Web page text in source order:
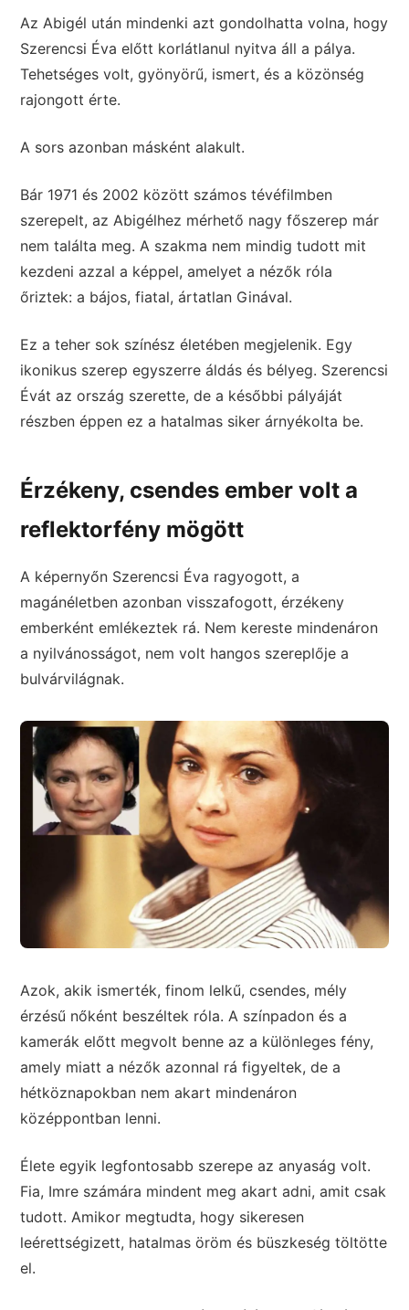
Az Abigél után mindenki azt gondolhatta volna, hogy
Szerencsi Éva előtt korlátlanul nyitva áll a pálya.
Tehetséges volt, gyönyörű, ismert, és a közönség
rajongott érte.
A sors azonban másként alakult.
Bár 1971 és 2002 között számos tévéfilmben
szerepelt, az Abigélhez mérhető nagy főszerep már
nem találta meg. A szakma nem mindig tudott mit
kezdeni azzal a képpel, amelyet a nézők róla
őriztek: a bájos, fiatal, ártatlan Ginával.
Ez a teher sok színész életében megjelenik. Egy
ikonikus szerep egyszerre áldás és bélyeg. Szerencsi
Évát az ország szerette, de a későbbi pályáját
részben éppen ez a hatalmas siker árnyékolta be.
Érzékeny, csendes ember volt a
reflektorfény mögött
A képernyőn Szerencsi Éva ragyogott, a
magánéletben azonban visszafogott, érzékeny
emberként emlékeztek rá. Nem kereste mindenáron
a nyilvánosságot, nem volt hangos szereplője a
bulvárvilágnak.
Azok, akik ismerték, finom lelkű, csendes, mély
érzésű nőként beszéltek róla. A színpadon és a
kamerák előtt megvolt benne az a különleges fény,
amely miatt a nézők azonnal rá figyeltek, de a
hétköznapokban nem akart mindenáron
középpontban lenni.
Élete egyik legfontosabb szerepe az anyaság volt.
Fia, Imre számára mindent meg akart adni, amit csak
tudott. Amikor megtudta, hogy sikeresen
leérettségizett, hatalmas öröm és büszkeség töltötte
el.